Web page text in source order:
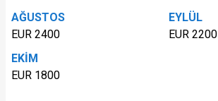
AĞUSTOS
EUR 2400
EYLÜL
EUR 2200
EKİM
EUR 1800